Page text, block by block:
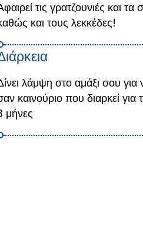
τις γρατζουνιές και τα
και τους λεκκέδες!
λάμψη στο αμάξι σου για
καινούριο που διαρκεί για
μήνες